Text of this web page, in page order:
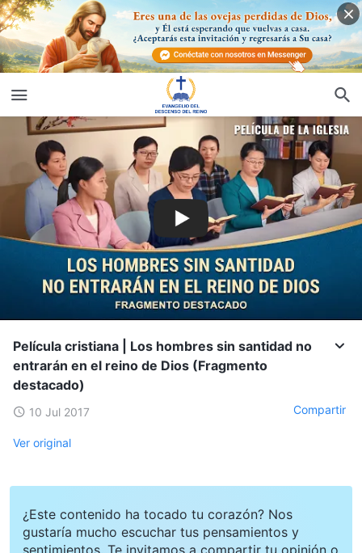
Película cristiana | Los hombres sin santidad no
entrarán en el reino de Dios (Fragmento
destacado)
10 Jul 2017 Compartir
Ver original
¿Este contenido ha tocado tu corazón? Nos
gustaría mucho escuchar tus pensamientos y
sentimientos. Te invitamos a compartir tu opinión o